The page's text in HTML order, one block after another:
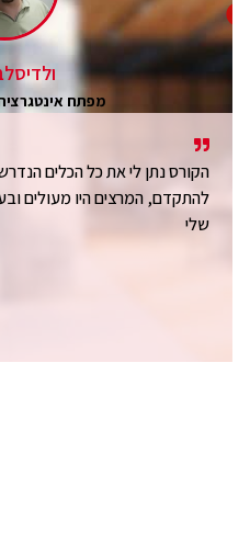
מפתח
הקורס נתן לי את כל הכלים
להתקדם, המרצים היו מעולים
שלי